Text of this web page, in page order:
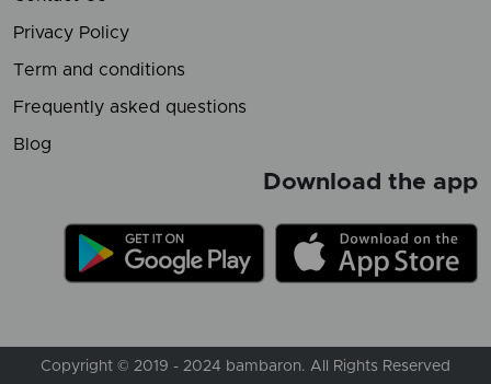
Privacy Policy
Term and conditions
Frequently asked questions
Blog
Download the app
Copyright © 2019 - 2024 bambaron. All Rights Reserved